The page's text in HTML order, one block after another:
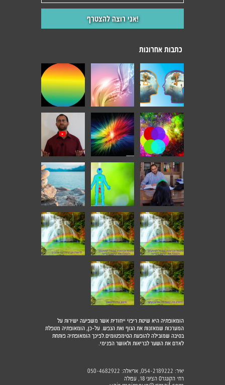
הומאופתיה היא שיטת ריפוי ייחודית אשר משפיעה ישירות על
המערכות שמאזנות את הגוף ואת הנפש. על-כן, הומאופתיה מטפלת
בסיבה שמובילה להופעת הסימפטומים.לפיכך הומאופתיה פותחת
לאדם את השער לבריאות ולאושר הפנימי.
יאיר: 054-2189222, אריאלה: 050-4682922
רח׳ הקונגרס הציוני 18, עפולה
כתבות אחרונות